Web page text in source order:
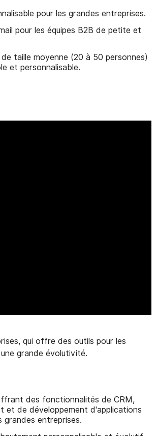
pour les grandes entreprises.
pour les équipes B2B de petite et
taille moyenne (20 à 50 personnes)
et personnalisable.
qui offre des outils pour les
grande évolutivité.
des fonctionnalités de CRM,
et de développement d'applications
grandes entreprises.